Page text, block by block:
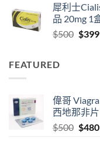
犀利士
品 20mg 1
$500 $399
FEATURED
偉哥
西地那非
$500 $480